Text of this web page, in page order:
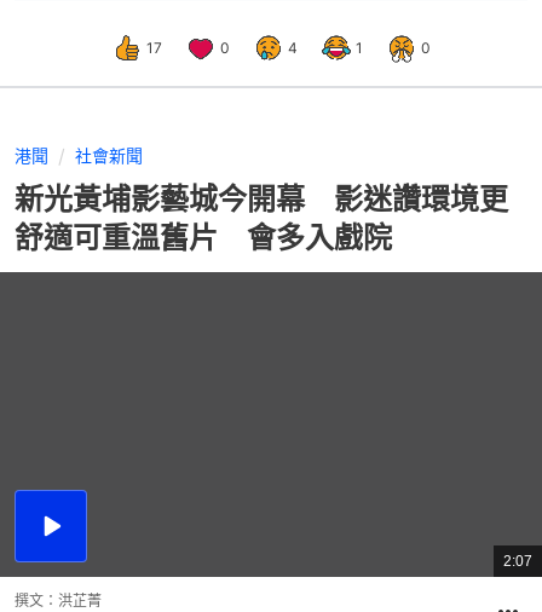
17 0 4 1 0
港聞 社會新聞
新光黃埔影藝城今開幕 影迷讚環境更
舒適可重溫舊片 會多入戲院
播
片
總
共
2:07
撰文： 洪芷菁